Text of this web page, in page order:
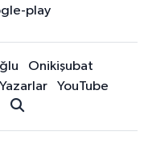
Onikişubat
Yazarlar
YouTube